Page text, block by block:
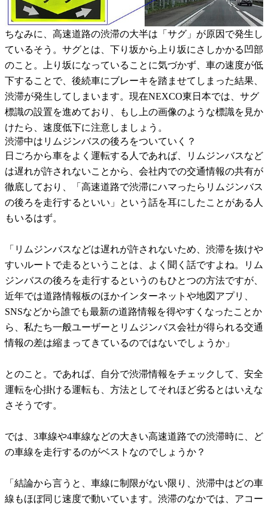
ちなみに、高速道路の渋滞の大半は「サグ」が原因で発生し
ているそう。サグとは、下り坂から上り坂にさしかかる凹部
のこと。上り坂になっていることに気づかず、車の速度が低
下することで、後続車にブレーキを踏ませてしまった結果、
渋滞が発生してしまいます。現在NEXCO東日本では、サグ
標識の設置を進めており、もし上の画像のような標識を見か
けたら、速度低下に注意しましょう。
渋滞中はリムジンバスの後ろをついていく？
日ごろから車をよく運転する人であれば、リムジンバスなど
は遅れが許されないことから、会社内での交通情報の共有が
徹底しており、「高速道路で渋滞にハマったらリムジンバス
の後ろを走行するといい」という話を耳にしたことがある人
もいるはず。
「リムジンバスなどは遅れが許されないため、渋滞を抜けや
すいルートで走るということは、よく聞く話ですよね。リム
ジンバスの後ろを走行するというのもひとつの方法ですが、
近年では道路情報板のほかインターネットや地図アプリ、
SNSなどから誰でも最新の道路情報を得やすくなったことか
ら、私たち一般ユーザーとリムジンバス会社が得られる交通
情報の差は縮まってきているのではないでしょうか」
とのこと。であれば、自分で渋滞情報をチェックして、安全
運転を心掛ける運転も、方法としてそれほど劣るとはいえな
さそうです。
では、3車線や4車線などの大きい高速道路での渋滞時に、ど
の車線を走行するのがベストなのでしょうか？
「結論から言うと、車線に制限がない限り、渋滞中はどの車
線もほぼ同じ速度で動いています。渋滞のなかでは、アコー